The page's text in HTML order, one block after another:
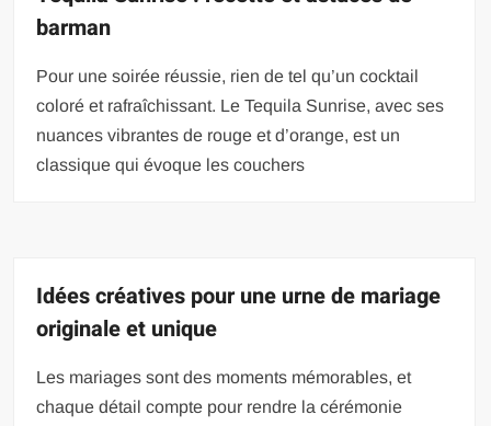
barman
Pour une soirée réussie, rien de tel qu’un cocktail
coloré et rafraîchissant. Le Tequila Sunrise, avec ses
nuances vibrantes de rouge et d’orange, est un
classique qui évoque les couchers
Idées créatives pour une urne de mariage
originale et unique
Les mariages sont des moments mémorables, et
chaque détail compte pour rendre la cérémonie